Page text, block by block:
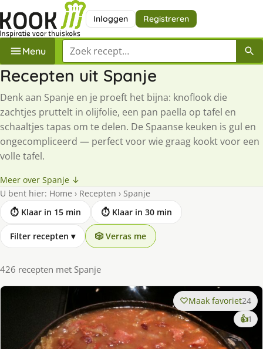
Inloggen Registreren
Menu Zoek een recept
Recepten uit Spanje
Denk aan Spanje en je proeft het bijna: knoflook die
zachtjes pruttelt in olijfolie, een pan paella op tafel en
schaaltjes tapas om te delen. De Spaanse keuken is gul en
ongecompliceerd — perfect voor wie graag kookt voor een
volle tafel.
Meer over Spanje ↓
U bent hier: Home › Recepten › Spanje
⏱ Klaar in 15 min
⏱ Klaar in 30 min
Filter recepten ▾ 🎲 Verras me
426 recepten met Spanje
Maak favoriet24
👍1